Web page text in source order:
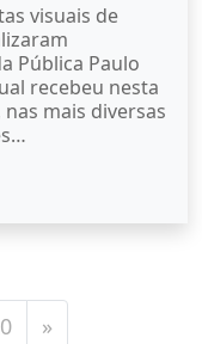
visuais de
Pública Paulo
recebeu nesta
mais diversas
»